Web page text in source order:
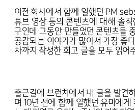
이전 회사에서 함께 일했던 PM
튜브 영상 등의 콘텐츠에 대해 솔직
구인데 그동안 만들었던 콘텐츠들
공감되는 이야기가 많아서 가장 좋
차까지 작성한 회고 글을 모두 읽어
출근길에 브런치에서 내 글을 발견
며 10년 전에 함께 일했던 유미에게